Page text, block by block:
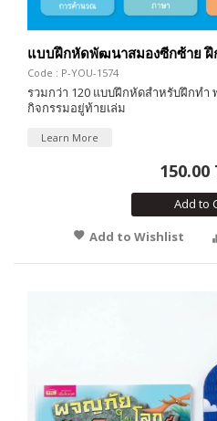
แบบฝึกหัดพัฒนาสมองซีกซ้าย ฝึ
Code : P-YOU-1574
รวมกว่า 120 แบบฝึกหัดสำหรับฝึกทำ
กิจกรรมอยู่ท้ายเล่ม
Learn More
150.00
Add to
Add to Wishlist